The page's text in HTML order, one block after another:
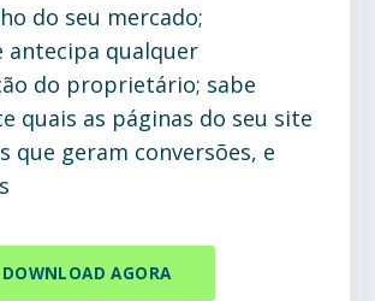
do seu mercado;
antecipa qualquer
do proprietário; sabe
quais as páginas do seu site
que geram conversões, e
AGORA